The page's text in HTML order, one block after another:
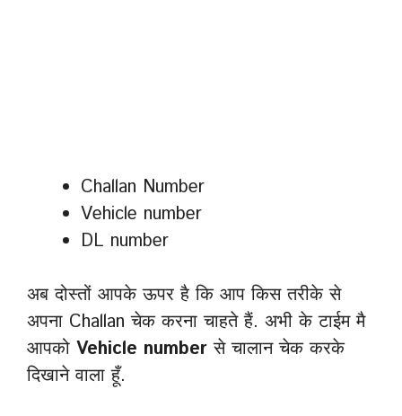
Challan Number
Vehicle number
DL number
अब दोस्तों आपके ऊपर है कि आप किस तरीके से
अपना Challan चेक करना चाहते हैं. अभी के टाईम मै
आपको Vehicle number से चालान चेक करके
दिखाने वाला हूँ.